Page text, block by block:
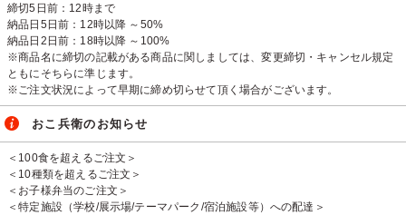
締切5日前：12時まで
納品日5日前：12時以降 ～50%
納品日2日前：18時以降 ～100%
※商品名に締切の記載がある商品に関しましては、変更締切・キャンセル規定
ともにそちらに準じます。
※ご注文状況によって早期に締め切らせて頂く場合がございます。
おこ兵衛のお知らせ
＜100食を超えるご注文＞
＜10種類を超えるご注文＞
＜お子様弁当のご注文＞
＜特定施設（学校/展示場/テーマパーク/宿泊施設等）への配達＞